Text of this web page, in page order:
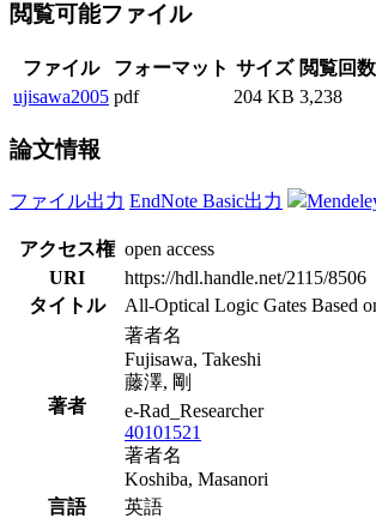
閲覧可能ファイル
ファイル フォーマット サイズ 閲覧回数
ujisawa2005 pdf 204 KB 3,238
論文情報
ファイル出力 EndNote Basic出力
アクセス権 open access
URI
https://hdl.handle.net/2115/8506
タイトル
All-Optical Logic Gates Based
著者
著者名
Fujisawa, Takeshi
藤澤, 剛
e-Rad_Researcher
40101521
著者名
Koshiba, Masanori
言語
英語